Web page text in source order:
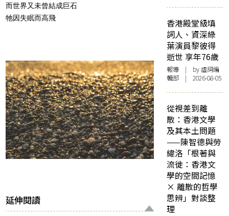
而世界又未曾結成巨石
牠因失眠而高飛
延伸閱讀
香港殿堂級填
詞人、資深綠
葉演員黎彼得
逝世 享年76歲
報導 | by 虛詞編
輯部 | 2026-08-05
從視差到離
散：香港文學
及其本土問題
——陳智德與勞
緯洛「根著與
流徙：香港文
學的空間記憶
× 離散的哲學
思辨」對談整
理